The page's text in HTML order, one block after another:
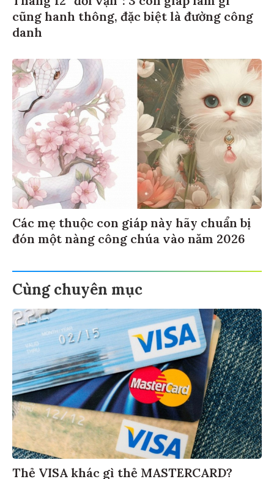
cũng hanh thông, đặc biệt là đường công
danh
Các mẹ thuộc con giáp này hãy chuẩn bị
đón một nàng công chúa vào năm 2026
Cùng chuyên mục
Thẻ VISA khác gì thẻ MASTERCARD?